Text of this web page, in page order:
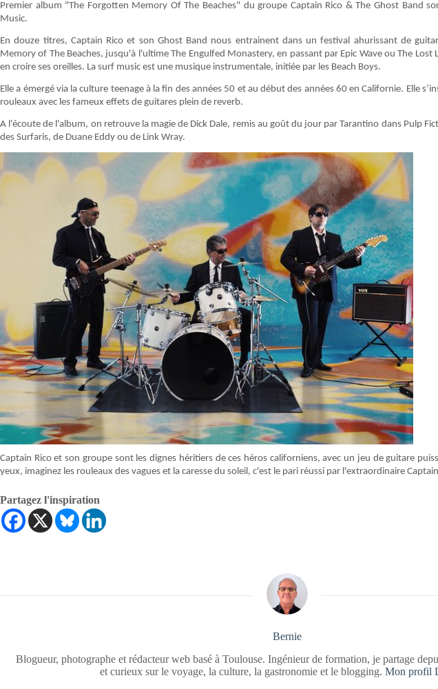
Premier album "The Forgotten Memory Of The Beaches" du groupe Captain Rico & The Ghost Band
Music.
En douze titres, Captain Rico et son Ghost Band nous entrainent dans un festival ahurissant de
Memory of The Beaches, jusqu'à l'ultime The Engulfed Monastery, en passant par Epic Wave ou The Lost
en croire ses oreilles. La surf music est une musique instrumentale, initiée par les Beach Boys.
Elle a émergé via la culture teenage à la fin des années 50 et au début des années 60 en Californie. Elle
rouleaux avec les fameux effets de guitares plein de reverb.
A l'écoute de l'album, on retrouve la magie de Dick Dale, remis au goût du jour par Tarantino dans Pulp
des Surfaris, de Duane Eddy ou de Link Wray.
Captain Rico et son groupe sont les dignes héritiers de ces héros californiens, avec un jeu de guitare
yeux, imaginez les rouleaux des vagues et la caresse du soleil, c'est le pari réussi par l'extraordinaire
Partagez l'inspiration
Bernie
Blogueur, photographe et rédacteur web basé à Toulouse. Ingénieur de formation, je partage
et curieux sur le voyage, la culture, la gastronomie et le blogging.Mon profil